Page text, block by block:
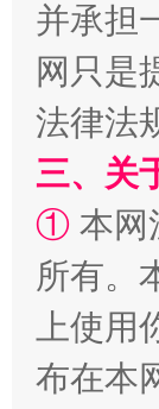
阿坝
并承担
网只是
法律法
三、关
① 本网
所有。
上使
布在本